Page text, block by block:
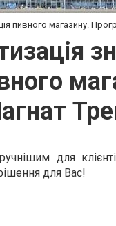
пивного магазину.
для
для Вас!